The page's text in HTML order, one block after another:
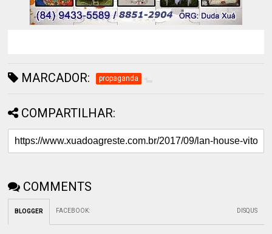
MARCADOR: propaganda
COMPARTILHAR:
COMMENTS
BLOGGER FACEBOOK: DISQUS